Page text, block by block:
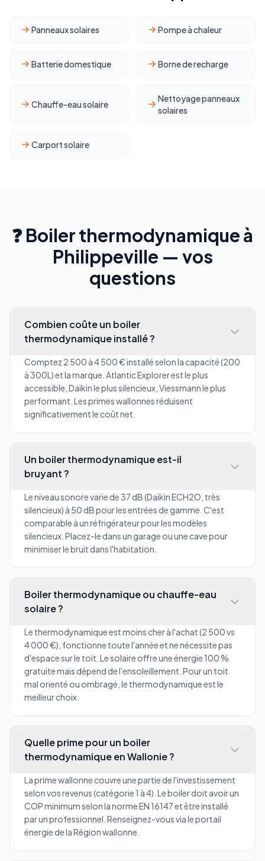
Panneaux solaires Pompe à chaleur
Batterie domestique Borne de recharge
Chauffe-eau solaire
Nettoyage panneaux
solaires
Carport solaire
❓ Boiler thermodynamique à
Philippeville — vos
questions
Combien coûte un boiler
thermodynamique installé ?
Comptez 2 500 à 4 500 € installé selon la capacité (200
à 300L) et la marque. Atlantic Explorer est le plus
accessible, Daikin le plus silencieux, Viessmann le plus
performant. Les primes wallonnes réduisent
significativement le coût net.
Un boiler thermodynamique est-il
bruyant ?
Le niveau sonore varie de 37 dB (Daikin ECH2O, très
silencieux) à 50 dB pour les entrées de gamme. C'est
comparable à un réfrigérateur pour les modèles
silencieux. Placez-le dans un garage ou une cave pour
minimiser le bruit dans l'habitation.
Boiler thermodynamique ou chauffe-eau
solaire ?
Le thermodynamique est moins cher à l'achat (2 500 vs
4 000 €), fonctionne toute l'année et ne nécessite pas
d'espace sur le toit. Le solaire offre une énergie 100 %
gratuite mais dépend de l'ensoleillement. Pour un toit
mal orienté ou ombragé, le thermodynamique est le
meilleur choix.
Quelle prime pour un boiler
thermodynamique en Wallonie ?
La prime wallonne couvre une partie de l'investissement
selon vos revenus (catégorie 1 à 4). Le boiler doit avoir un
COP minimum selon la norme EN 16147 et être installé
par un professionnel. Renseignez-vous via le portail
énergie de la Région wallonne.